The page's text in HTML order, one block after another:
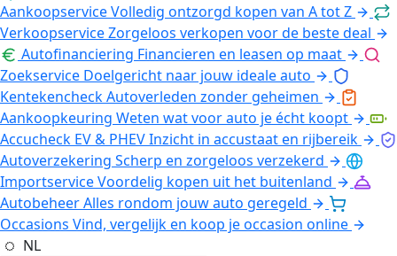
AankoopserviceVolledig ontzorgd kopen van A tot Z
VerkoopserviceZorgeloos verkopen voor de beste deal
Autofinanciering Financieren en leasen op maat
Zoekservice Doelgericht naar jouw ideale auto
KentekencheckAutoverleden zonder geheimen
Aankoopkeuring Weten wat voor auto je écht koopt
Accucheck EV & PHEVInzicht in accustaat en rijbereik
Autoverzekering Scherp en zorgeloos verzekerd
ImportserviceVoordelig kopen uit het buitenland
AutobeheerAlles rondom jouw auto geregeld
Occasions Vind, vergelijk en koop je occasion online
NL